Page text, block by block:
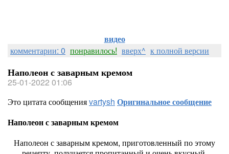
видео
комментарии: 0 понравилось! вверх^ к полной версии
Наполеон с заварным кремом
25-01-2022 01:06
Это цитата сообщенияvartysh Оригинальное сообщение
Наполеон с заварным кремом
Наполеон с заварным кремом, приготовленный по этому